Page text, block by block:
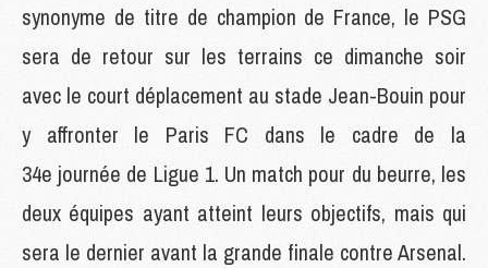
synonyme de titre de champion de France, le PSG
sera de retour sur les terrains ce dimanche soir
avec le court déplacement au stade Jean-Bouin pour
y affronter le Paris FC dans le cadre de la
34e journée de Ligue 1. Un match pour du beurre, les
deux équipes ayant atteint leurs objectifs, mais qui
sera le dernier avant la grande finale contre Arsenal.